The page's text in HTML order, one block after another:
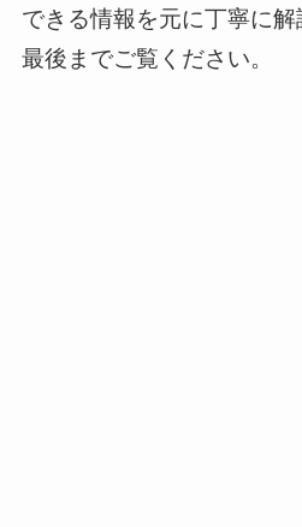
できる情報を元に丁寧に
最後までご覧ください。